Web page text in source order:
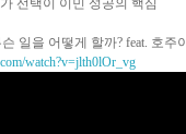
일을 어떻게 할까? feat. 호주
watch?v=jlth0lOr_vg